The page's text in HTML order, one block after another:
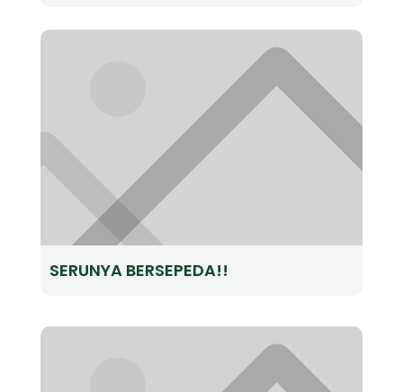
SERUNYA BERSEPEDA!!